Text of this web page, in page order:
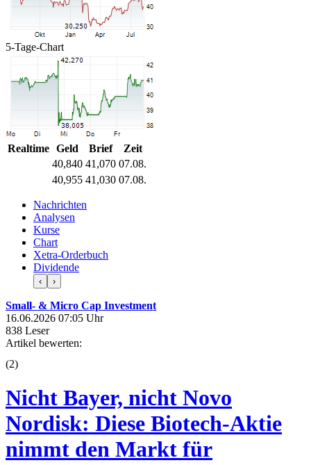
5-Tage-Chart
Realtime Geld Brief
Zeit
40,840 41,070 07.08.
40,955 41,030 07.08.
Nachrichten
Analysen
Kurse
Chart
Xetra-Orderbuch
Dividende
‹ ›
Small- & Micro Cap Investment
16.06.2026 07:05 Uhr
838 Leser
Artikel bewerten:
(2)
Nicht Bayer, nicht Novo
Nordisk: Diese Biotech-Aktie
nimmt den Markt für